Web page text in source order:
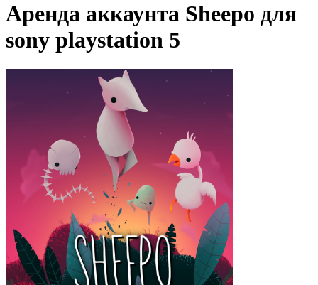
Аренда аккаунта Sheepo для
sony playstation 5